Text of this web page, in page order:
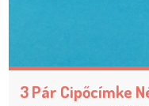
3 Pár Cipőcímke